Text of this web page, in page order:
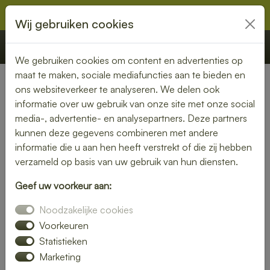
€ 0,00 Offerte Bestellen
Nederland»Limburg» Swalmen
Lunch bezorgen in Swalmen
– vers, snel en zorgeloos
genieten
bezorgen in Swalmen en geniet van verse, smakelijke
gerechten zonder gedoe. Van luxe broodjes tot gezonde
bowls – wij bezorgen jouw favoriete lunch waar jij maar wilt.
Bestel eenvoudig online en wij zorgen voor een snelle
Wij gebruiken cookies
We gebruiken cookies om content en advertenties op
maat te maken, sociale mediafuncties aan te bieden en
ons websiteverkeer te analyseren. We delen ook
informatie over uw gebruik van onze site met onze social
media-, advertentie- en analysepartners. Deze partners
kunnen deze gegevens combineren met andere
informatie die u aan hen heeft verstrekt of die zij hebben
verzameld op basis van uw gebruik van hun diensten.
Geef uw voorkeur aan:
Noodzakelijke cookies
Voorkeuren
Statistieken
Marketing